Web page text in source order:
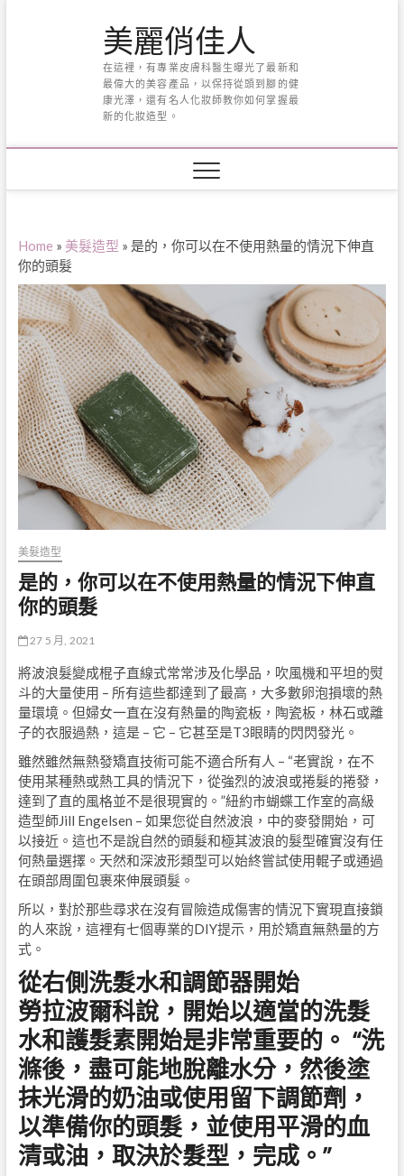
美麗俏佳人
在這裡，有專業皮膚科醫生曝光了最新和
最偉大的美容產品，以保持從頭到腳的健
康光澤，還有名人化妝師教你如何掌握最
新的化妝造型。
Home » 美髮造型 » 是的，你可以在不使用熱量的情況下伸直
你的頭髮
美髮造型
是的，你可以在不使用熱量的情況下伸直
你的頭髮
27 5 月, 2021
將波浪髮變成棍子直線式常常涉及化學品，吹風機和平坦的熨
斗的大量使用 – 所有這些都達到了最高，大多數卵泡損壞的熱
量環境。但婦女一直在沒有熱量的陶瓷板，陶瓷板，林石或離
子的衣服過熱，這是 – 它 – 它甚至是T3眼睛的閃閃發光。
雖然雖然無熱發矯直技術可能不適合所有人 – “老實說，在不
使用某種熱或熱工具的情況下，從強烈的波浪或捲髮的捲發，
達到了直的風格並不是很現實的。”紐約市蝴蝶工作室的高級
造型師Jill Engelsen – 如果您從自然波浪，中的麥發開始，可
以接近。這也不是說自然的頭髮和極其波浪的髮型確實沒有任
何熱量選擇。天然和深波形類型可以始終嘗試使用輥子或通過
在頭部周圍包裹來伸展頭髮。
所以，對於那些尋求在沒有冒險造成傷害的情況下實現直接鎖
的人來說，這裡有七個專業的DIY提示，用於矯直無熱量的方
式。
從右側洗髮水和調節器開始
勞拉波爾科說，開始以適當的洗髮
水和護髮素開始是非常重要的。 “洗
滌後，盡可能地脫離水分，然後塗
抹光滑的奶油或使用留下調節劑，
以準備你的頭髮，並使用平滑的血
清或油，取決於髮型，完成。”